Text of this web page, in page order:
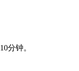
分钟。